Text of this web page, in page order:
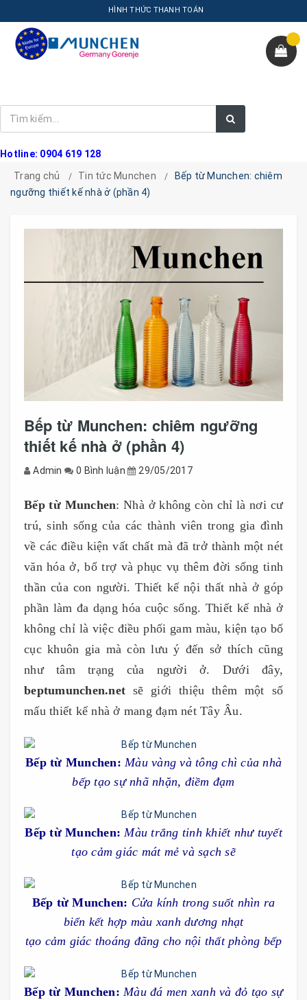
HÌNH THỨC THANH TOÁN
Hotline: 0904 619 128
Trang chủ
Tin tức Munchen
Bếp từ Munchen: chiêm
ngưỡng thiết kế nhà ở (phần 4)
Bếp từ Munchen: chiêm ngưỡng
thiết kế nhà ở (phần 4)
Admin 0 Bình luận 29/05/2017
Bếp từ Munchen: Nhà ở không còn chỉ là nơi cư
trú, sinh sống của các thành viên trong gia đình
về các điều kiện vất chất mà đã trở thành một nét
văn hóa ở, bổ trợ và phục vụ thêm đời sống tinh
thần của con người. Thiết kế nội thất nhà ở góp
phần làm đa dạng hóa cuộc sống. Thiết kế nhà ở
không chỉ là việc điều phối gam màu, kiện tạo bố
cục khuôn gia mà còn lưu ý đến sở thích cũng
như tâm trạng của người ở. Dưới đây,
beptumunchen.net sẽ giới thiệu thêm một số
mấu thiết kế nhà ở mang đạm nét Tây Âu.
Bếp từ Munchen: Màu vàng và tông chì của nhà
bếp tạo sự nhã nhặn, điềm đạm
Bếp từ Munchen: Màu trắng tinh khiết như tuyết
tạo cảm giác mát mẻ và sạch sẽ
Bếp từ Munchen: Cửa kính trong suốt nhìn ra
biển kết hợp màu xanh dương nhạt
tạo cảm giác thoáng đãng cho nội thất phòng bếp
Bếp từ Munchen: Màu đá men xanh và đỏ tạo sự